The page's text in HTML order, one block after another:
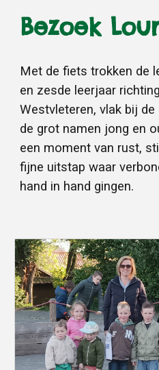
Bezoek
Met de fiets trokken de
en zesde leerjaar
Westvleteren, vlak bij de
de grot namen jong en
een moment van rust,
fijne uitstap waar
hand in hand gingen.